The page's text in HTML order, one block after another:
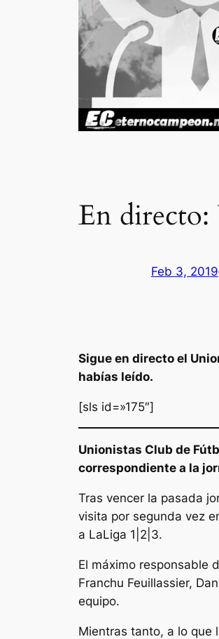
En directo:
Feb 3, 2019
Sigue en directo el
habías leído.
[sls id=»175″]
Unionistas Club de
correspondiente a la
Tras vencer la pasada
visita por segunda vez
a LaLiga 1|2|3.
El máximo responsable
Franchu Feuillassier,
equipo.
Mientras tanto, a lo que